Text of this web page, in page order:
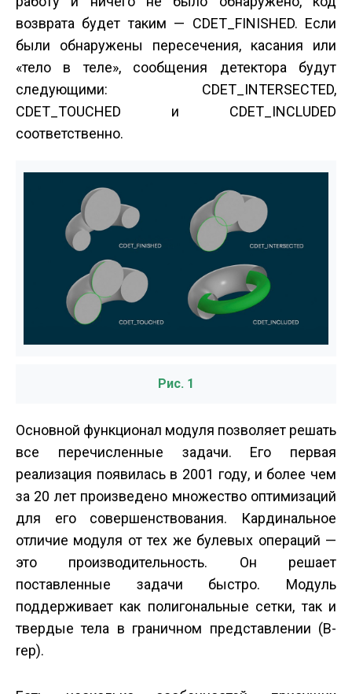
возврата будет таким — CDET_FINISHED. Если
были обнаружены пересечения, касания или
«тело в теле», сообщения детектора будут
следующими: CDET_INTERSECTED,
CDET_TOUCHED и CDET_INCLUDED
соответственно.
Рис. 1
Основной функционал модуля позволяет решать
все перечисленные задачи. Его первая
реализация появилась в 2001 году, и более чем
за 20 лет произведено множество оптимизаций
для его совершенствования. Кардинальное
отличие модуля от тех же булевых операций —
это производительность. Он решает
поставленные задачи быстро. Модуль
поддерживает как полигональные сетки, так и
твердые тела в граничном представлении (B-
rep).